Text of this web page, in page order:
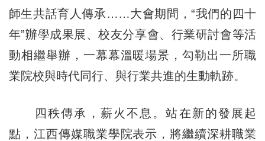
師生共話育人傳承……大會期間，“我們的四十
年”辦學成果展、校友分享會、行業研討會等活
動相繼舉辦，一幕幕溫暖場景，勾勒出一所職
業院校與時代同行、與行業共進的生動軌跡。
四秩傳承，薪火不息。站在新的發展起
點，江西傳媒職業學院表示，將繼續深耕職業